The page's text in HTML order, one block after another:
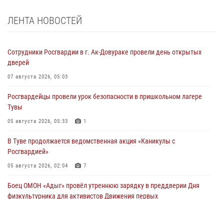
ЛЕНТА НОВОСТЕЙ
Сотрудники Росгвардии в г. Ак-Довураке провели день открытых
дверей
07 августа 2026, 05:03
Росгвардейцы провели урок безопасности в пришкольном лагере
Тувы
05 августа 2026, 05:33 1
В Туве продолжается ведомственная акция «Каникулы с
Росгвардией»
05 августа 2026, 02:04 7
Боец ОМОН «Адыг» провёл утреннюю зарядку в преддверии Дня
физкультурника для активистов Движения первых